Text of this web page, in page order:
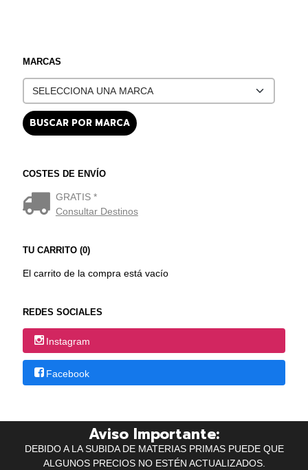
MARCAS
COSTES DE ENVÍO
GRATIS *
Consultar Destinos
TU CARRITO (0)
El carrito de la compra está vacío
REDES SOCIALES
Instagram
Facebook
Aviso Importante:
DEBIDO A LA SUBIDA DE MATERIAS PRIMAS PUEDE QUE
ALGUNOS PRECIOS NO ESTÉN ACTUALIZADOS.